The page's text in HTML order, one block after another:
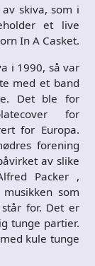
skiva, som i
et live
In A Casket.
i 1990, så var
med et band
Det ble for
for
for Europa.
forening
av slike
Packer ,
som
for. Det er
tunge partier.
kule tunge